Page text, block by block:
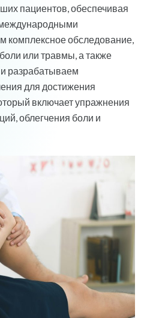
пациентов, обеспечивая
международными
комплексное обследование,
или травмы, а также
разрабатываем
для достижения
включает упражнения
облегчения боли и